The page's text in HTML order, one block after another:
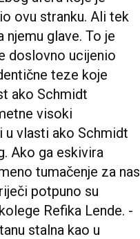
ovu stranku. Ali tek
glave. To je
doslovno ucijenio
teze koje
ako Schmidt
visoki
u vlasti ako Schmidt
Ako ga eskivira
tumačenje za nas
potpuno su
Refika Lende. -
stalna kao u